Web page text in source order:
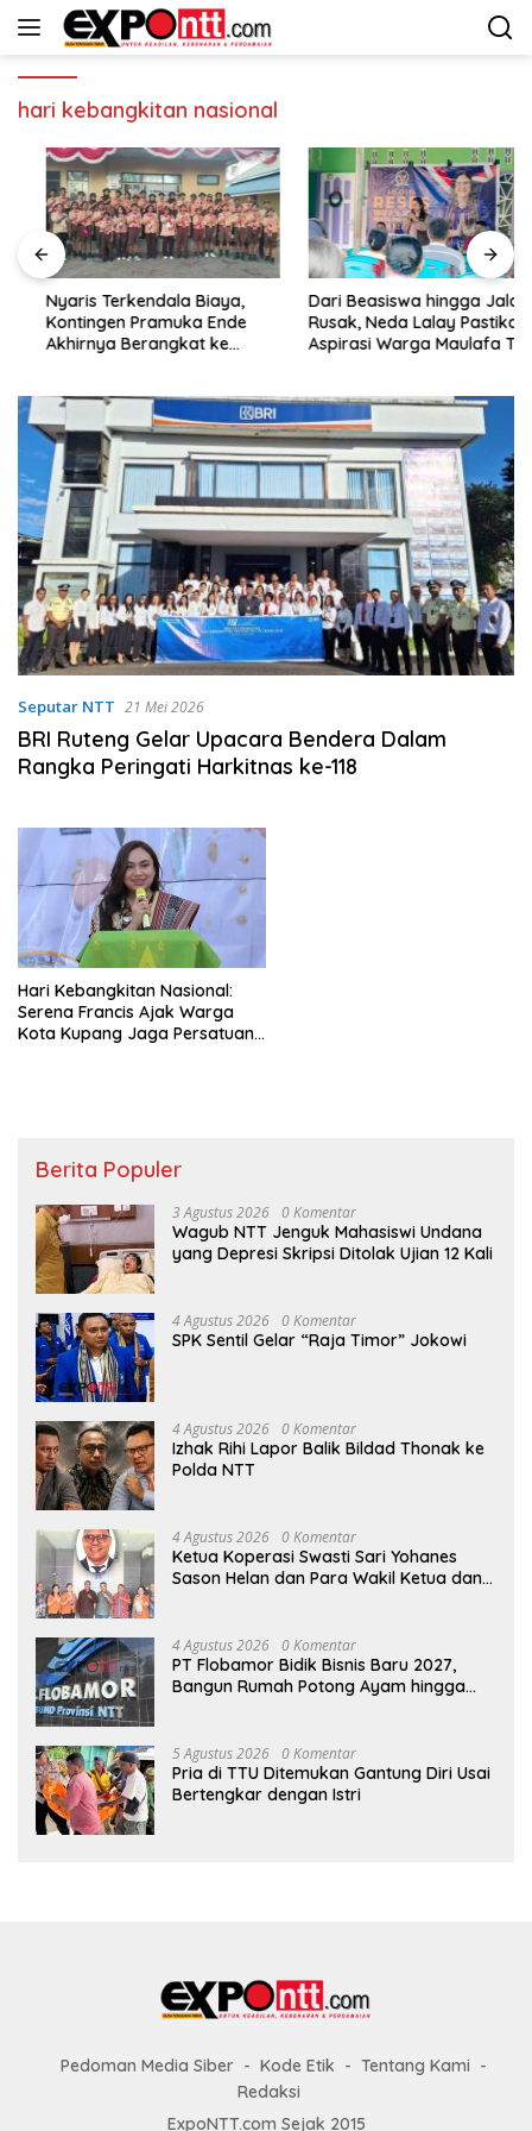
Langsung
hari kebangkitan nasional
Nyaris Terkendala Biaya,
Kontingen Pramuka Ende
Akhirnya Berangkat ke
Dari Beasiswa hingga Jalan
Rusak, Neda Lalay Pastikan
Aspirasi Warga Maulafa Tak
Seputar NTT 21 Mei 2026
BRI Ruteng Gelar Upacara Bendera Dalam
Rangka Peringati Harkitnas ke-118
Hari Kebangkitan Nasional:
Serena Francis Ajak Warga
Kota Kupang Jaga Persatuan
Berita Populer
3 Agustus 2026 0 Komentar
Wagub NTT Jenguk Mahasiswi Undana
yang Depresi Skripsi Ditolak Ujian 12 Kali
4 Agustus 2026 0 Komentar
SPK Sentil Gelar “Raja Timor” Jokowi
4 Agustus 2026 0 Komentar
Izhak Rihi Lapor Balik Bildad Thonak ke
Polda NTT
4 Agustus 2026 0 Komentar
Ketua Koperasi Swasti Sari Yohanes
Sason Helan dan Para Wakil Ketua dan
Menyambut Sukacita
4 Agustus 2026 0 Komentar
PT Flobamor Bidik Bisnis Baru 2027,
Bangun Rumah Potong Ayam hingga
5 Agustus 2026 0 Komentar
Pria di TTU Ditemukan Gantung Diri Usai
Bertengkar dengan Istri
Pedoman Media Siber Kode Etik
Tentang Kami
Redaksi
ExpoNTT.com Sejak 2015